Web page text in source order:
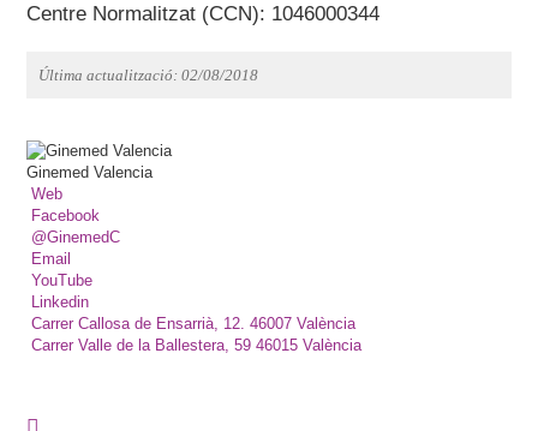
Centre Normalitzat (CCN): 1046000344
Última actualització: 02/08/2018
Ginemed Valencia
Web
Facebook
@GinemedC
Email
YouTube
Linkedin
Carrer Callosa de Ensarrià, 12. 46007 València
Carrer Valle de la Ballestera, 59 46015 València